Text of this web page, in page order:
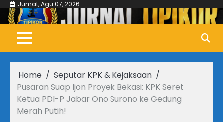
Skip
content
Jumat, Agu 07, 2026
Home
Seputar KPK & Kejaksaan
Pusaran Suap Ijon Proyek Bekasi: KPK Seret
Ketua PDI-P Jabar Ono Surono ke Gedung
Merah Putih!